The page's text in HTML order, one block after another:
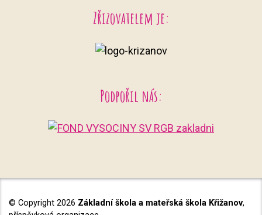
Zřizovatelem je:
Podpořil nás:
© Copyright 2026 Základní škola a mateřská škola Křižanov,